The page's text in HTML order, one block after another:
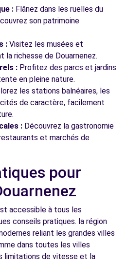
: Flânez dans les ruelles du
son patrimoine
: Visitez les musées et
la richesse de Douarnenez.
: Profitez des parcs et jardins
en pleine nature.
les stations balnéaires, les
de caractère, facilement
: Découvrez la gastronomie
et marchés de
pour
accessible à tous les
conseils pratiques. la région
reliant les grandes villes
dans toutes les villes
limitations de vitesse et la